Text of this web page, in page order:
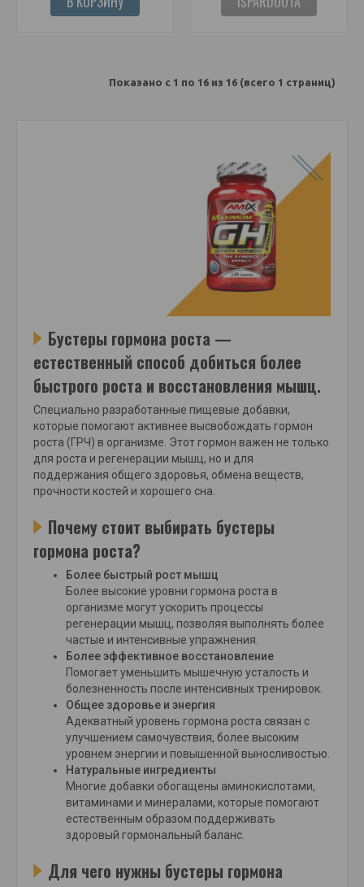
Показано с 1 по 16 из 16 (всего 1 страниц)
Бустеры гормона роста —
естественный способ добиться более
быстрого роста и восстановления мышц.
Специально разработанные пищевые добавки,
которые помогают активнее высвобождать гормон
роста (ГРЧ) в организме. Этот гормон важен не только
для роста и регенерации мышц, но и для
поддержания общего здоровья, обмена веществ,
прочности костей и хорошего сна.
Почему стоит выбирать бустеры
гормона роста?
Более быстрый рост мышц
Более высокие уровни гормона роста в
организме могут ускорить процессы
регенерации мышц, позволяя выполнять более
частые и интенсивные упражнения.
Более эффективное восстановление
Помогает уменьшить мышечную усталость и
болезненность после интенсивных тренировок.
Общее здоровье и энергия
Адекватный уровень гормона роста связан с
улучшением самочувствия, более высоким
уровнем энергии и повышенной выносливостью.
Натуральные ингредиенты
Многие добавки обогащены аминокислотами,
витаминами и минералами, которые помогают
естественным образом поддерживать
здоровый гормональный баланс.
Для чего нужны бустеры гормона